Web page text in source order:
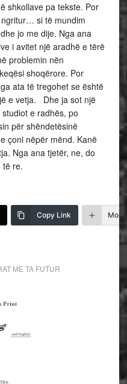
shkollave pa tekste. Por
si të mundim
jo me dije. Nga ana
i avitet një aradhë e tërë
problemin nën
shoqërore. Por
ata të tregohet se është
e vetja. Dhe ja sot një
e radhës, po
për shëndetësinë
çoni nëpër mënd. Kanë
Nga ana tjetër, ne, do
të re.
Copy Link More
ME TA FUTUR